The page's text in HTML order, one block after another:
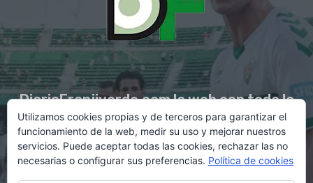
DiarioFranjiverde.com la web con toda la
información del Elche C.F.
Contacto en:diario@franjiverde.com
Utilizamos cookies propias y de terceros para garantizar el
funcionamiento de la web, medir su uso y mejorar nuestros
servicios. Puede aceptar todas las cookies, rechazar las no
necesarias o configurar sus preferencias. Política de cookies